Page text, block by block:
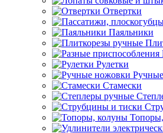
Отвертки
Паяльники
Рулетки
Стамески